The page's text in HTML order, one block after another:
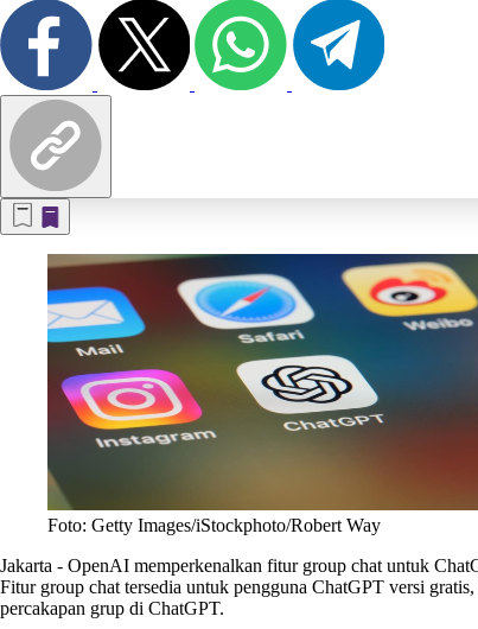
Foto: Getty Images/iStockphoto/Robert Way
Jakarta - OpenAI memperkenalkan fitur group chat untuk
Fitur group chat tersedia untuk pengguna ChatGPT versi
percakapan grup di ChatGPT.